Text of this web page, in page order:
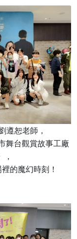
恕老師，
舞台觀賞故事工廠
的魔幻時刻！